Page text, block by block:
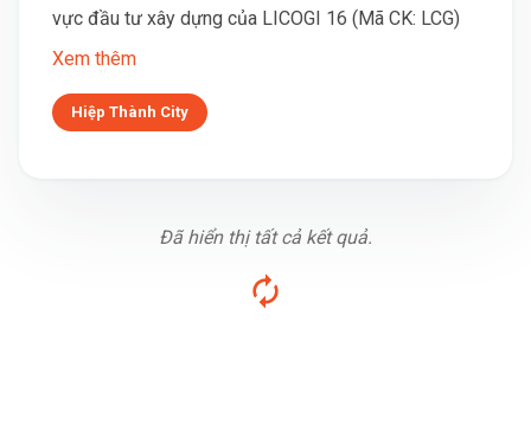
vực đầu tư xây dựng của LICOGI 16 (Mã CK: LCG)
Xem thêm
Hiệp Thành City
Đã hiển thị tất cả kết quả.